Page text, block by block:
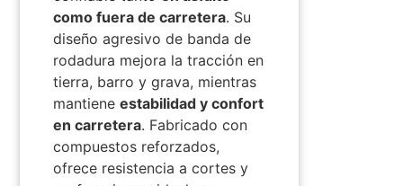
como fuera de carretera. Su
diseño agresivo de banda de
rodadura mejora la tracción en
tierra, barro y grava, mientras
mantiene estabilidad y confort
en carretera. Fabricado con
compuestos reforzados,
ofrece resistencia a cortes y